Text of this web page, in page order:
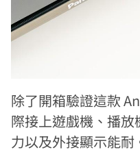
除了開箱驗證這款
際接上遊戲機、播
力以及外接顯示能耐